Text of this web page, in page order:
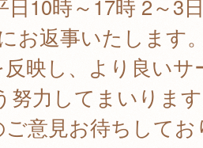
日10時～17時 2～3
お返事いたします
映し、より良いサ
努力してまいりま
意見お待ちしてお